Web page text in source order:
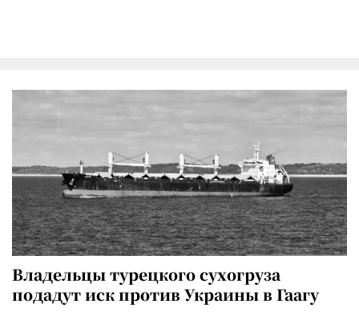
Владельцы турецкого сухогруза
подадут иск против Украины в Гаагу